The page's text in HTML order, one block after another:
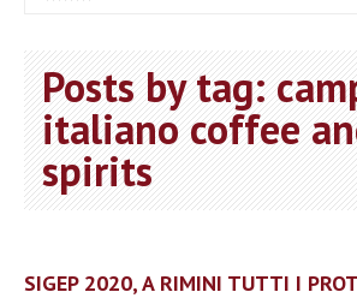
Posts by tag:
italiano coffee
spirits
SIGEP 2020, A RIMINI TUTTI I